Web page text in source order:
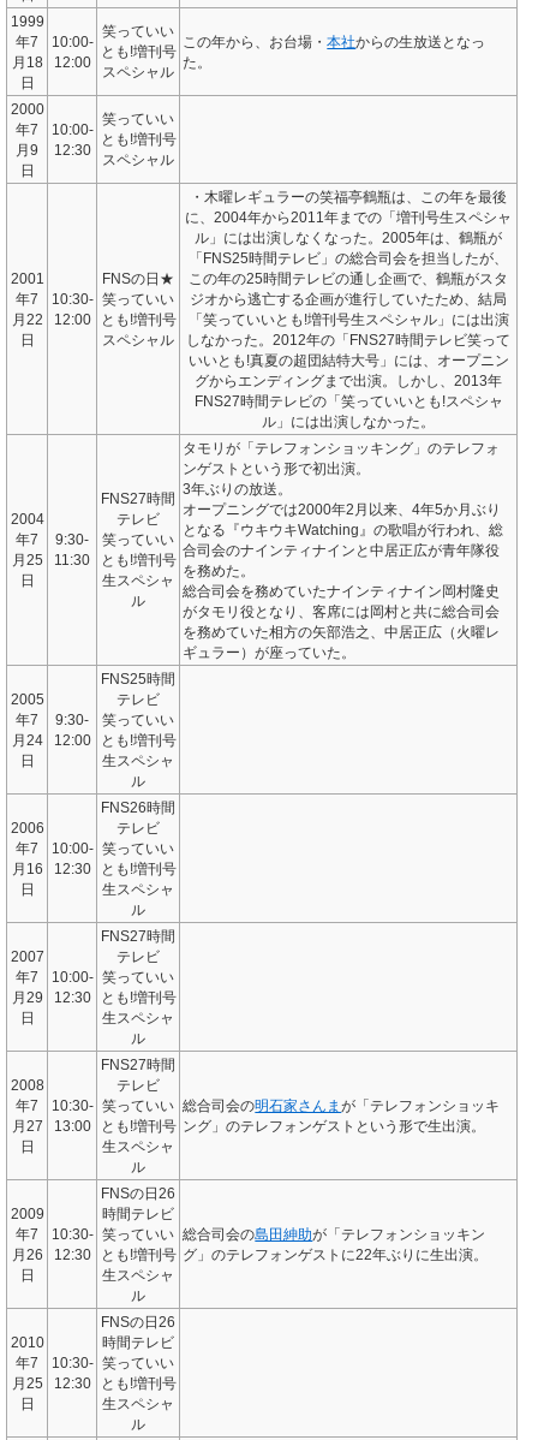
1999
年7
月18
日
10:00-
12:00
笑っていい
とも!増刊号
スペシャル
この年から、お台場・本社からの生放送となっ
た。
2000
年7
月9
日
10:00-
12:30
笑っていい
とも!増刊号
スペシャル
2001
年7
月22
日
10:30-
12:00
FNSの日★
笑っていい
とも!増刊号
スペシャル
・木曜レギュラーの笑福亭鶴瓶は、この年を最後
に、2004年から2011年までの「増刊号生スペシャ
ル」には出演しなくなった。2005年は、鶴瓶が
「FNS25時間テレビ」の総合司会を担当したが、
この年の25時間テレビの通し企画で、鶴瓶がスタ
ジオから逃亡する企画が進行していたため、結局
「笑っていいとも!増刊号生スペシャル」には出演
しなかった。2012年の「FNS27時間テレビ笑って
いいとも!真夏の超団結特大号」には、オープニン
グからエンディングまで出演。しかし、2013年
FNS27時間テレビの「笑っていいとも!スペシャ
ル」には出演しなかった。
2004
年7
月25
日
9:30-
11:30
FNS27時間
テレビ
笑っていい
とも!増刊号
生スペシャ
ル
タモリが「テレフォンショッキング」のテレフォ
ンゲストという形で初出演。
3年ぶりの放送。
オープニングでは2000年2月以来、4年5か月ぶり
となる『ウキウキWatching』の歌唱が行われ、総
合司会のナインティナインと中居正広が青年隊役
を務めた。
総合司会を務めていたナインティナイン岡村隆史
がタモリ役となり、客席には岡村と共に総合司会
を務めていた相方の矢部浩之、中居正広（火曜レ
ギュラー）が座っていた。
2005
年7
月24
日
9:30-
12:00
FNS25時間
テレビ
笑っていい
とも!増刊号
生スペシャ
ル
2006
年7
月16
日
10:00-
12:30
FNS26時間
テレビ
笑っていい
とも!増刊号
生スペシャ
ル
2007
年7
月29
日
10:00-
12:30
FNS27時間
テレビ
笑っていい
とも!増刊号
生スペシャ
ル
2008
年7
月27
日
10:30-
13:00
FNS27時間
テレビ
笑っていい
とも!増刊号
生スペシャ
ル
総合司会の明石家さんまが「テレフォンショッキ
ング」のテレフォンゲストという形で生出演。
2009
年7
月26
日
10:30-
12:30
FNSの日26
時間テレビ
笑っていい
とも!増刊号
生スペシャ
ル
総合司会の島田紳助が「テレフォンショッキン
グ」のテレフォンゲストに22年ぶりに生出演。
2010
年7
月25
日
10:30-
12:30
FNSの日26
時間テレビ
笑っていい
とも!増刊号
生スペシャ
ル